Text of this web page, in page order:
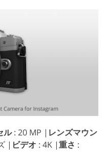
ル: 20 MP | レンズマウン
| ビデオ : 4K |重さ :